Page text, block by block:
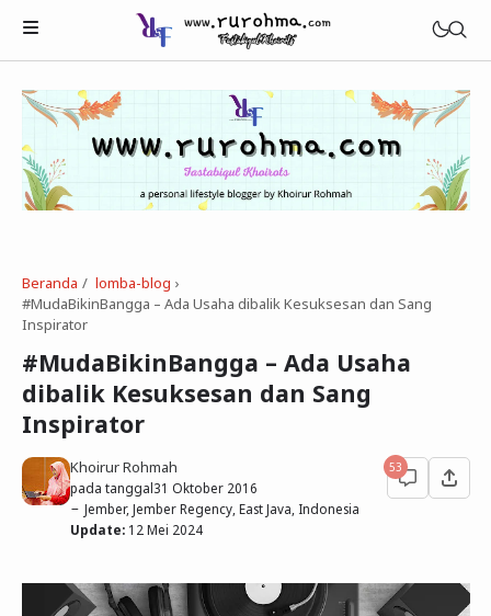
Beauty
Healthy
Tech
Beranda lomba-blog ›
#MudaBikinBangga – Ada Usaha dibalik Kesuksesan dan Sang
Inspirator
#MudaBikinBangga – Ada Usaha
dibalik Kesuksesan dan Sang
Inspirator
Khoirur Rohmah
pada tanggal31 Oktober 2016
Jember, Jember Regency, East Java, Indonesia
Update: 12 Mei 2024
53